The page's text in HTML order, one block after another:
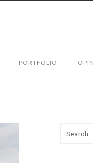
PORTFOLIO